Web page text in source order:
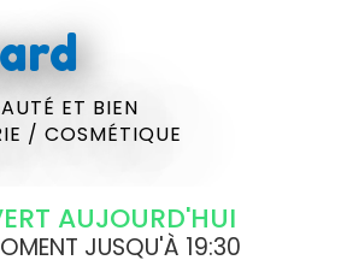
ET BIEN
/ COSMÉTIQUE
AUJOURD'HUI
JUSQU'À 19:30